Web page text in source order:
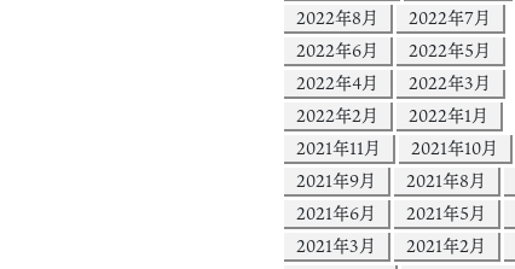
2022年8月
2022年7月
2022年6月
2022年5月
2022年4月
2022年3月
2022年2月
2022年1月
2021年11月
2021年10月
2021年9月
2021年8月
2021年6月
2021年5月
2021年3月
2021年2月